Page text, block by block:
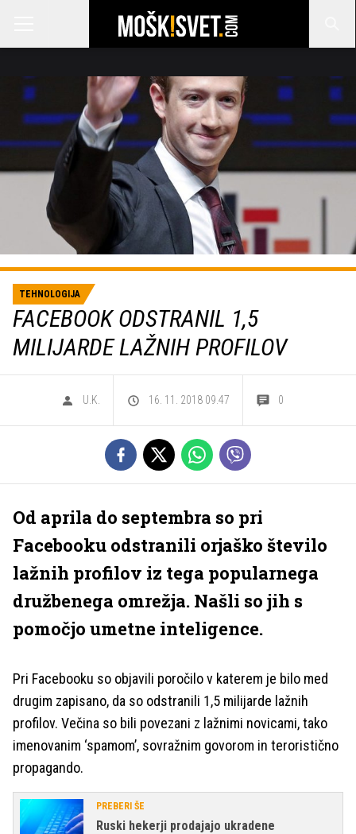
TEHNOLOGIJA
FACEBOOK ODSTRANIL 1,5
MILIJARDE LAŽNIH PROFILOV
U.K. 16. 11. 2018 09.47 0
Od aprila do septembra so pri
Facebooku odstranili orjaško število
lažnih profilov iz tega popularnega
družbenega omrežja. Našli so jih s
pomočjo umetne inteligence.
Pri Facebooku so objavili poročilo v katerem je bilo med
drugim zapisano, da so odstranili 1,5 milijarde lažnih
profilov. Večina so bili povezani z lažnimi novicami, tako
imenovanim ‘spamom’, sovražnim govorom in teroristično
propagando.
PREBERI ŠE
Ruski hekerji prodajajo ukradene